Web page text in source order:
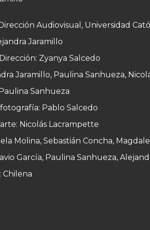
Audiovisual, Universidad
Jaramillo
Zyanya Salcedo
Jaramillo, Paulina Sanhueza,
Sanhueza
Pablo Salcedo
Nicolás Lacrampette
Molina, Sebastián Concha,
García, Paulina Sanhueza,
Chilena